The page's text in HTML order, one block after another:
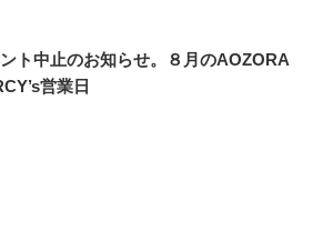
ト中止のお知らせ。８月のAOZORA
営業日